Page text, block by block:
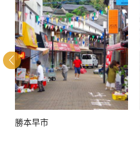
勝本早市